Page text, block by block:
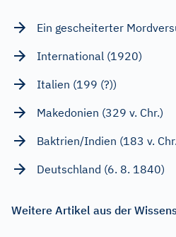
Ein gescheiterter
International (1920)
Italien (199 (?))
Makedonien (329 v. Chr.)
Baktrien/Indien (183 v.
Deutschland (6. 8. 1840)
Weitere Artikel aus der